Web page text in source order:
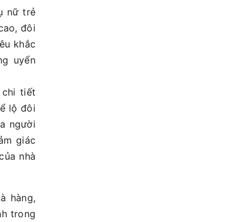
nữ trẻ
đôi
khắc
uyển
tiết
lộ đôi
người
giác
nhà
hàng,
trong